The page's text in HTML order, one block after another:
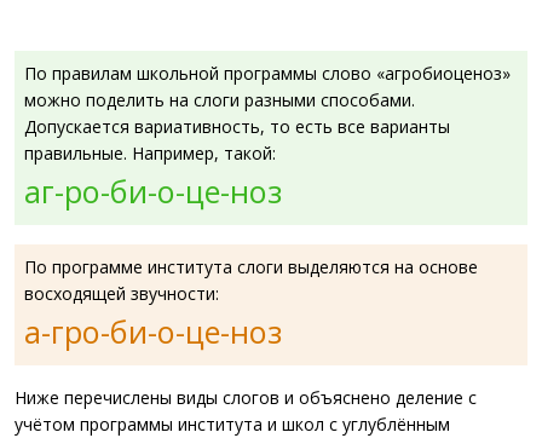
По правилам школьной программы слово «агробиоценоз»
можно поделить на слоги разными способами.
Допускается вариативность, то есть все варианты
правильные. Например, такой:
аг-ро-би-о-це-ноз
По программе института слоги выделяются на основе
восходящей звучности:
а-гро-би-о-це-ноз
Ниже перечислены виды слогов и объяснено деление с
учётом программы института и школ с углублённым